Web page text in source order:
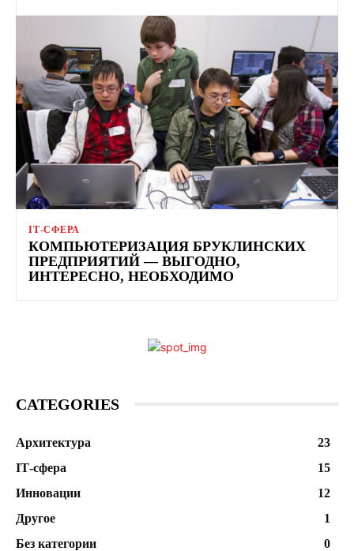
ІТ-СФЕРА
КОМПЬЮТЕРИЗАЦИЯ БРУКЛИНСКИХ
ПРЕДПРИЯТИЙ — ВЫГОДНО,
ИНТЕРЕСНО, НЕОБХОДИМО
CATEGORIES
Архитектура
23
ІТ-сфера
15
Инновации
12
Другое
1
Без категории
0